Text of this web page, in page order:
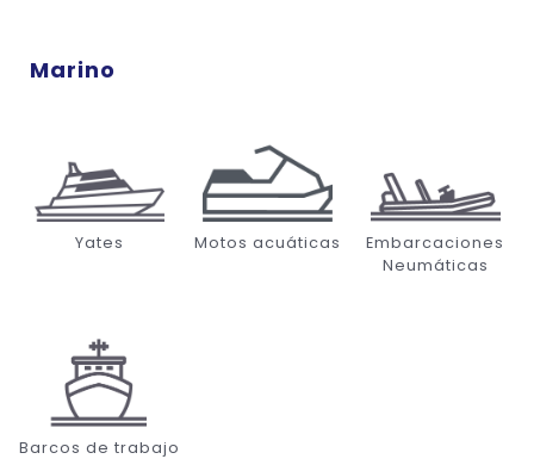
Marino
Yates Motos acuáticas
Embarcaciones
Neumáticas
Barcos de trabajo